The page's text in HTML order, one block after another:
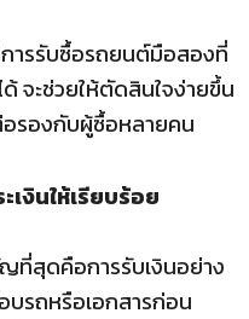
การรับซื้อรถยนต์มือสองที่
จะช่วยให้ตัดสินใจง่ายขึ้น
อรองกับผู้ซื้อหลายคน
งินให้เรียบร้อย
ที่สุดคือการรับเงินอย่าง
รถหรือเอกสารก่อน